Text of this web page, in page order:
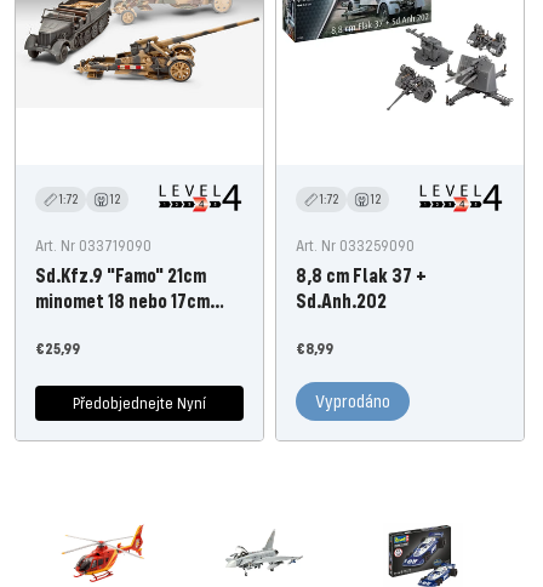
1:72 12
Art. Nr 033719090
Sd.Kfz.9 "Famo" 21cm
minomet 18 nebo 17cm
Nabídněte
€25,99
Předobjednejte Nyní
1:72 12
Art. Nr 033259090
8,8 cm Flak 37 +
Sd.Anh.202
Nabídněte
€8,99
Vyprodáno